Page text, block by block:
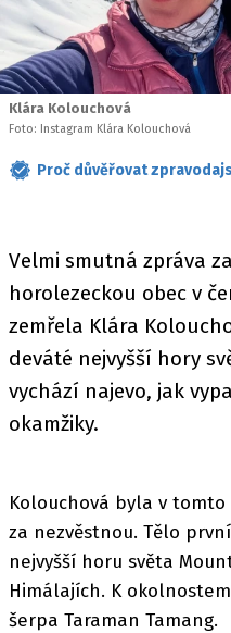
Klára Kolouchová
Foto: Instagram Klára Kolouchová
Proč důvěřovat
Velmi smutná zpráva
horolezeckou obec v
zemřela Klára
deváté nejvyšší hory
vychází najevo, jak
okamžiky.
Kolouchová byla v
za nezvěstnou. Tělo
nejvyšší horu světa
Himálajích. K
šerpa Taraman Tamang.